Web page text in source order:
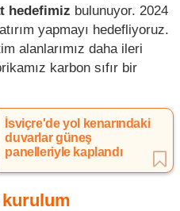
hedefimiz bulunuyor. 2024
yapmayı hedefliyoruz.
alanlarımız daha ileri
karbon sıfır bir
İsviçre'de yol kenarındaki
duvarlar güneş
panelleriyle kaplandı
kurulum